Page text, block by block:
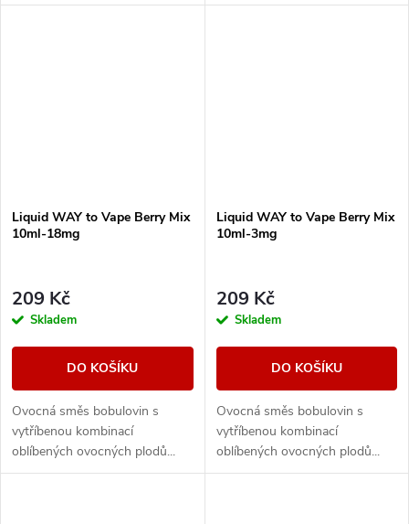
Liquid WAY to Vape Berry Mix
10ml-18mg
209 Kč
Skladem
DO KOŠÍKU
Ovocná směs bobulovin s
vytříbenou kombinací
oblíbených ovocných plodů...
České liquidy WAY to Vape jsou
Liquid WAY to Vape Berry Mix
10ml-3mg
209 Kč
Skladem
DO KOŠÍKU
Ovocná směs bobulovin s
vytříbenou kombinací
oblíbených ovocných plodů...
České liquidy WAY to Vape jsou